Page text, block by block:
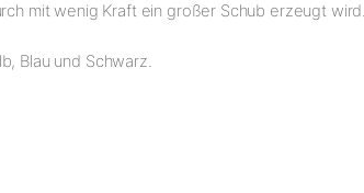
mit wenig Kraft ein großer Schub erzeugt
Blau und Schwarz.